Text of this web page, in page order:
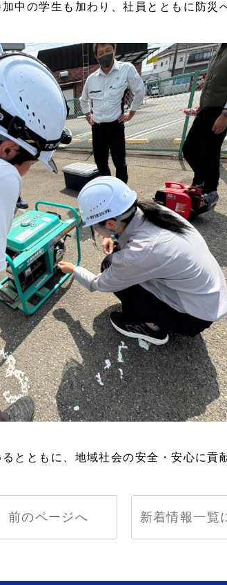
中の学生も加わり、社員とともに防災
とともに、地域社会の安全・安心に貢
前のページへ 新着情報一覧